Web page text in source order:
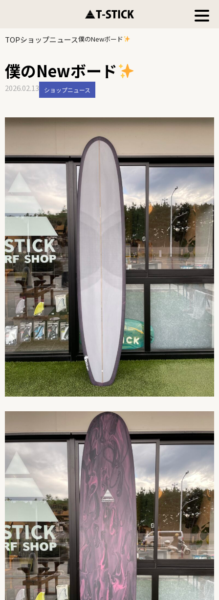
TOPショップニュース僕のNewボード
僕のNewボード
2026.02.13 ショップニュース